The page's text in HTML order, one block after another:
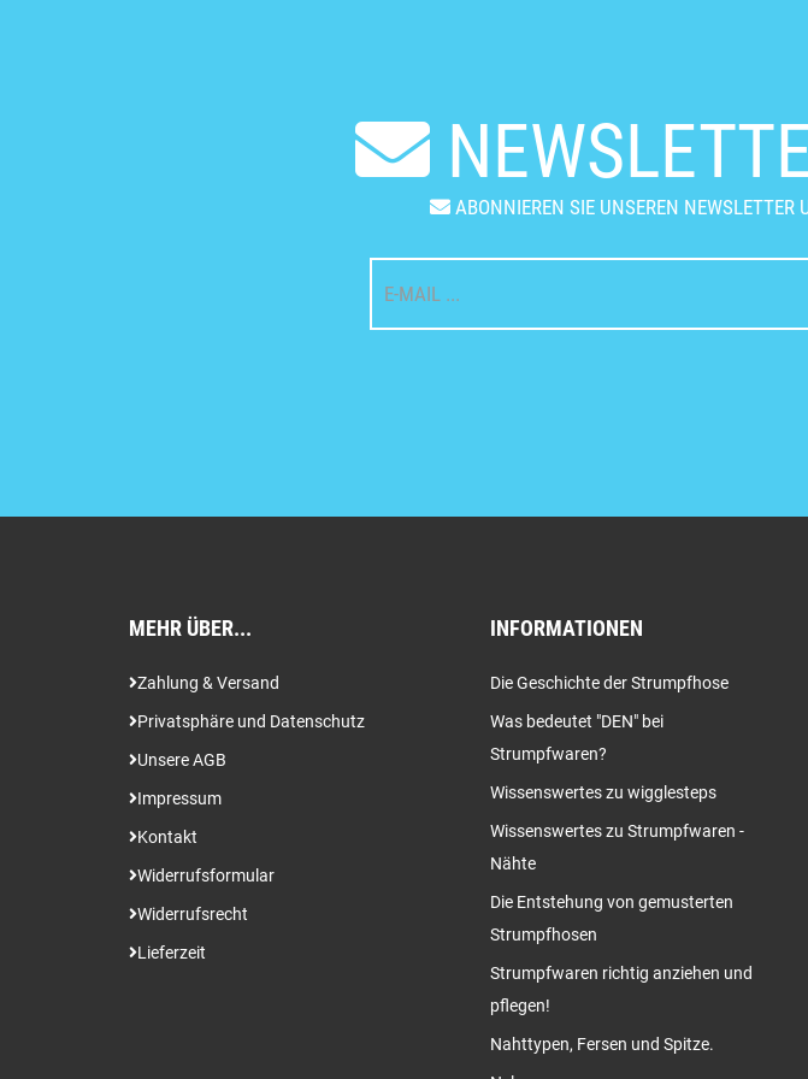
ABONNIEREN SIE UNSEREN NEWSLETTER
MEHR ÜBER...
Zahlung & Versand
Privatsphäre und Datenschutz
Unsere AGB
Impressum
Kontakt
Widerrufsformular
Widerrufsrecht
Lieferzeit
INFORMATIONEN
Die Geschichte der Strumpfhose
Was bedeutet "DEN" bei
Strumpfwaren?
Wissenswertes zu wigglesteps
Wissenswertes zu Strumpfwaren -
Nähte
Die Entstehung von gemusterten
Strumpfhosen
Strumpfwaren richtig anziehen und
pflegen!
Nahttypen, Fersen und Spitze.